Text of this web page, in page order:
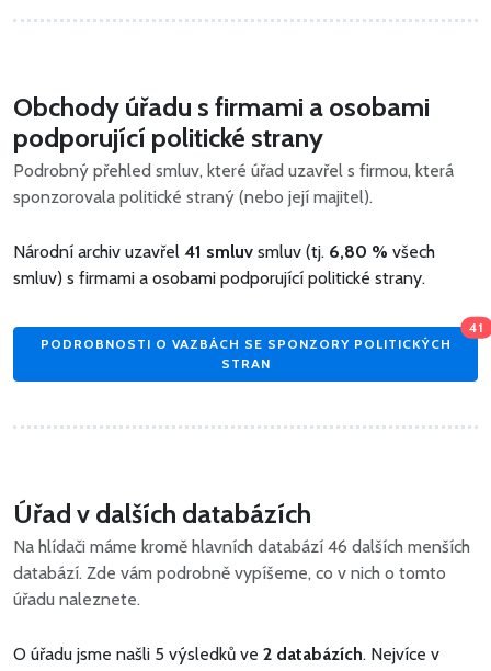
Obchody úřadu s firmami a osobami
podporující politické strany
Podrobný přehled smluv, které úřad uzavřel s firmou, která
sponzorovala politické straný (nebo její majitel).
Národní archiv uzavřel 41 smluv smluv (tj. 6,80 % všech
smluv) s firmami a osobami podporující politické strany.
PODROBNOSTI O VAZBÁCH SE SPONZORY POLITICKÝCH
STRAN
41
Úřad v dalších databázích
Na hlídači máme kromě hlavních databází 46 dalších menších
databází. Zde vám podrobně vypíšeme, co v nich o tomto
úřadu naleznete.
O úřadu jsme našli 5 výsledků ve 2 databázích. Nejvíce v